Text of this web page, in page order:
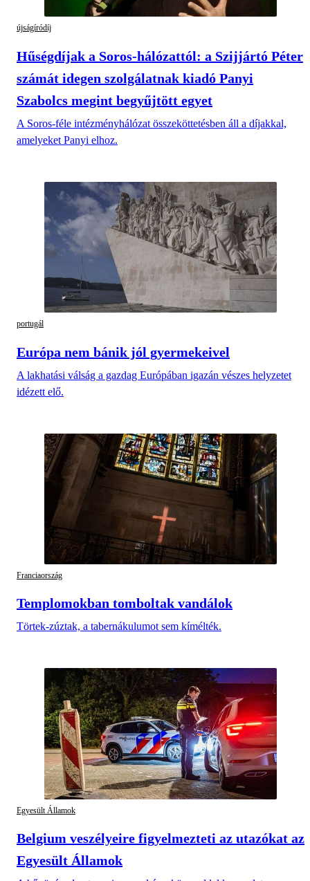
újságíródíj
Hűségdíjak a Soros-hálózattól: a Szijjártó Péter
számát idegen szolgálatnak kiadó Panyi
Szabolcs megint begyűjtött egyet
A Soros-féle intézményhálózat összeköttetésben áll a díjakkal,
amelyeket Panyi elhoz.
portugál
Európa nem bánik jól gyermekeivel
A lakhatási válság a gazdag Európában igazán vészes helyzetet
idézett elő.
Franciaország
Templomokban tomboltak vandálok
Törtek-zúztak, a tabernákulumot sem kímélték.
Egyesült Államok
Belgium veszélyeire figyelmezteti az utazókat az
Egyesült Államok